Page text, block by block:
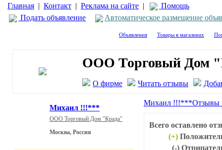
Главная | Контакт | Реклама на сайте |
Помощь
Подать объявление
Автоматическое размещение
Объявления Товары в магазинах
ООО Торговый Дом
О фирме Читать отзывы
Михаил !!!***
ООО Торговый Дом "Крада"
Москва, Россия
Михаил !!!***Отзывы
Всего оставлено
(+)
(-)